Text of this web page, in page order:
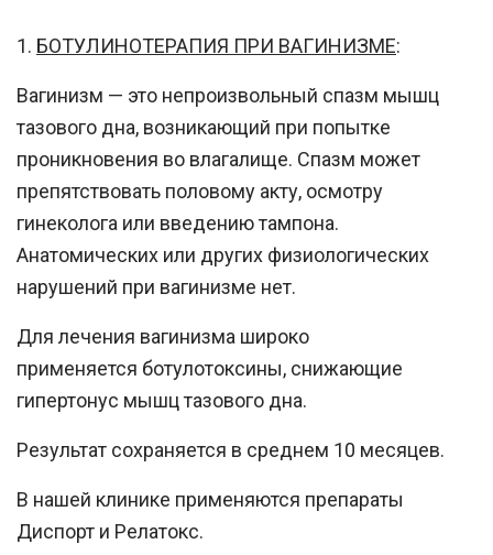
1. БОТУЛИНОТЕРАПИЯ ПРИ ВАГИНИЗМЕ:
Вагинизм — это непроизвольный спазм мышц
тазового дна, возникающий при попытке
проникновения во влагалище. Спазм может
препятствовать половому акту, осмотру
гинеколога или введению тампона.
Анатомических или других физиологических
нарушений при вагинизме нет.
Для лечения вагинизма широко
применяется ботулотоксины, снижающие
гипертонус мышц тазового дна.
Результат сохраняется в среднем 10 месяцев.
В нашей клинике применяются препараты
Диспорт и Релатокс.